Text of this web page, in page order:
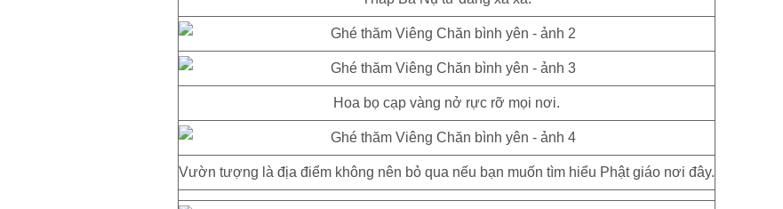
Hoa bọ cạp vàng nở rực rỡ mọi nơi.
Vườn tượng là địa điểm không nên bỏ qua nếu bạn muốn tìm hiểu Phật giáo nơi đây.